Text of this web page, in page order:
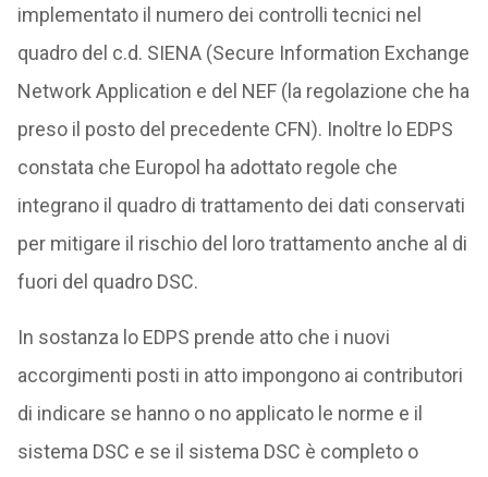
implementato il numero dei controlli tecnici nel
quadro del c.d. SIENA (Secure Information Exchange
Network Application e del NEF (la regolazione che ha
preso il posto del precedente CFN). Inoltre lo EDPS
constata che Europol ha adottato regole che
integrano il quadro di trattamento dei dati conservati
per mitigare il rischio del loro trattamento anche al di
fuori del quadro DSC.
In sostanza lo EDPS prende atto che i nuovi
accorgimenti posti in atto impongono ai contributori
di indicare se hanno o no applicato le norme e il
sistema DSC e se il sistema DSC è completo o